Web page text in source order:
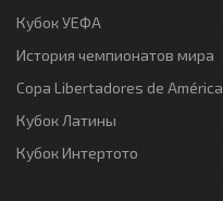
Кубок УЕФА
История чемпионатов мира
Copa Libertadores de América
Кубок Латины
Кубок Интертото